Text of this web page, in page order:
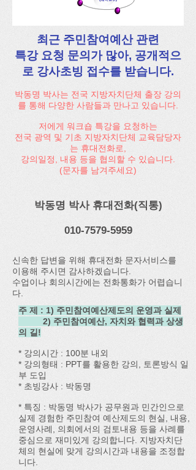
최근 주민참여예산 관련
특강 요청 문의가 많아, 공개적으
로 강사초빙 접수를 받습니다.
박동명 박사는 전국 지방자치단체 출장 강의
를 통해 다양한 사람들과 만나고 있습니다.
저에게 워크숍 특강을 요청하는
전국 광역 및 기초 지방자치단체 교육담당자
는 휴대전화로,
강의일정, 내용 등을 협의할 수 있습니다.
​(문자를 남겨주세요)
박동명 박사 휴대전화(직통)
010-7579-5959
신속한 답변을 위해 휴대전화 문자서비스를
이용해 주시면 감사하겠습니다.
수업이나 회의시간에는 전화통화가 어렵습니
다.
주 제 : 1) 주민참여예산제도의 운영과 실제
2) 주민참여예산, 자치와 협력과 상생
의 길!
* 강의시간 : 100분 내외
* 강의형태 : PPT를 활용한 강의, 토론방식 일
부 도입
* 초빙강사 : 박동명
* 특징 : 박동명 박사가 공무원과 민간인으로
실제 경험한 주민참여 예산제도의 현실, 내용,
운영사례, 의회에서의 검토내용 등을 사례를
중심으로 재미있게 강의합니다. 지방자치단
체의 현실에 맞게 강의시간과 내용을 조정합
니다.